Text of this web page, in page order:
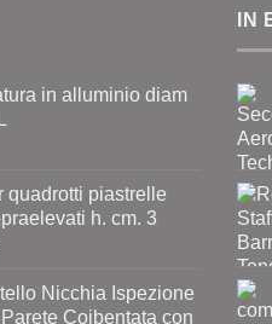
in alluminio diam
quadrotti piastrelle
h. cm. 3
attualeNicchia Ispezione
Coibentata con
IN